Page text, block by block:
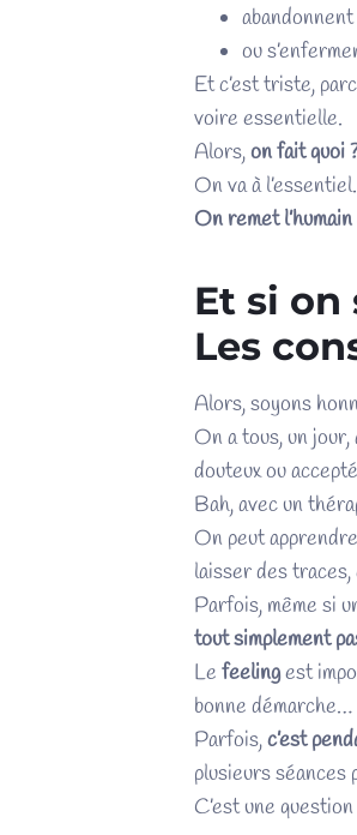
ou
Et c’est triste,
voire essentielle.
Alors,on fait quoi
On va à l’essentiel.
On remet
Et si on
Les
Alors, soyons
On a tous, un
douteux ou
Bah, avec un
On peut
laisser des traces,
Parfois, même si
tout simplement
Le feelingest
bonne
Parfois,c’est
plusieurs séances
C’est une question